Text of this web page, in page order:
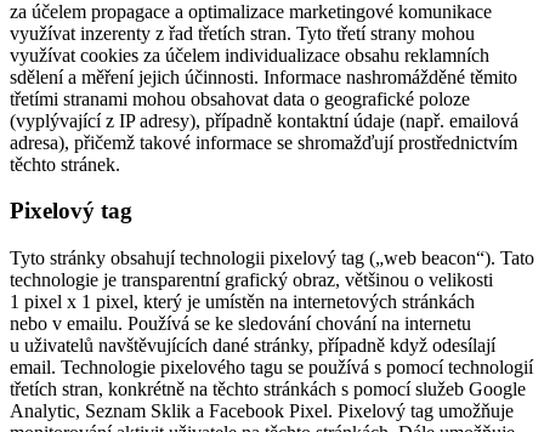
za účelem propagace a optimalizace marketingové komunikace
využívat inzerenty z řad třetích stran. Tyto třetí strany mohou
využívat cookies za účelem individualizace obsahu reklamních
sdělení a měření jejich účinnosti. Informace nashromážděné těmito
třetími stranami mohou obsahovat data o geografické poloze
(vyplývající z IP adresy), případně kontaktní údaje (např. emailová
adresa), přičemž takové informace se shromažďují prostřednictvím
těchto stránek.
Pixelový tag
Tyto stránky obsahují technologii pixelový tag („web beacon“). Tato
technologie je transparentní grafický obraz, většinou o velikosti
1 pixel x 1 pixel, který je umístěn na internetových stránkách
nebo v emailu. Používá se ke sledování chování na internetu
u uživatelů navštěvujících dané stránky, případně když odesílají
email. Technologie pixelového tagu se používá s pomocí technologií
třetích stran, konkrétně na těchto stránkách s pomocí služeb Google
Analytic, Seznam Sklik a Facebook Pixel. Pixelový tag umožňuje